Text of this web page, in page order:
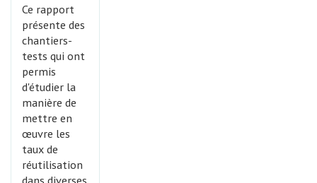
Ce rapport
présente des
chantiers-
tests qui ont
permis
d'étudier la
manière de
mettre en
œuvre les
taux de
réutilisation
dans diverses